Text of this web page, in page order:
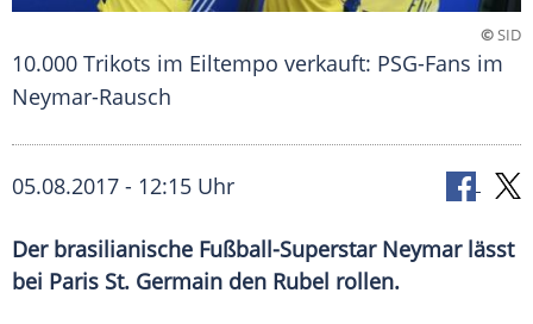
©SID
10.000 Trikots im Eiltempo verkauft: PSG-Fans im
Neymar-Rausch
05.08.2017 - 12:15 Uhr
Der brasilianische Fußball-Superstar Neymar lässt
bei Paris St. Germain den Rubel rollen.